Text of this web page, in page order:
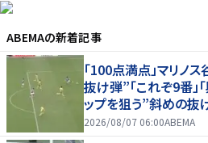
ABEMAの新着記事
「100点満点」マリノ
抜け弾”「これぞ9番」
ップを狙う”斜めの抜
2026/08/07 06:00ABEMA